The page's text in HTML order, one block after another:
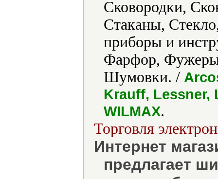
Сковородки,
Стаканы,
приборы и
Фарфор,
Шумовки. /
Krauff, Lessner,
WILMAX.
Торговля
Интернет
предлагает